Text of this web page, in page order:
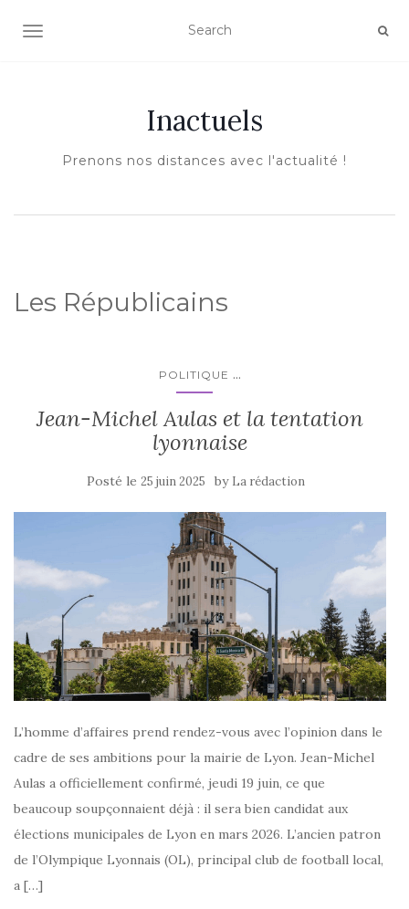
AFFICHER/MASQUER LA NAVIGATION
Inactuels
Prenons nos distances avec l'actualité !
Les Républicains
POLITIQUE ...
Jean-Michel Aulas et la tentation
lyonnaise
Posté le 25 juin 2025 by La rédaction
L’homme d’affaires prend rendez-vous avec l’opinion dans le
cadre de ses ambitions pour la mairie de Lyon. Jean-Michel
Aulas a officiellement confirmé, jeudi 19 juin, ce que
beaucoup soupçonnaient déjà : il sera bien candidat aux
élections municipales de Lyon en mars 2026. L’ancien patron
de l’Olympique Lyonnais (OL), principal club de football local,
a […]